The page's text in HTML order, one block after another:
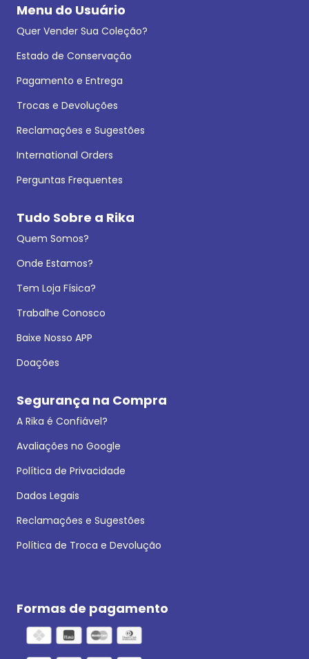
Menu do Usuário
Quer Vender Sua Coleção?
Estado de Conservação
Pagamento e Entrega
Trocas e Devoluções
Reclamações e Sugestões
International Orders
Perguntas Frequentes
Tudo Sobre a Rika
Quem Somos?
Onde Estamos?
Tem Loja Física?
Trabalhe Conosco
Baixe Nosso APP
Doações
Segurança na Compra
A Rika é Confiável?
Avaliações no Google
Política de Privacidade
Dados Legais
Reclamações e Sugestões
Política de Troca e Devolução
Formas de pagamento